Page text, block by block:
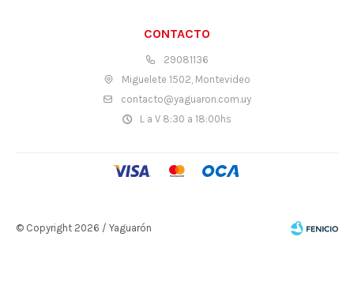
CONTACTO
29081136
Miguelete 1502, Montevideo
contacto@yaguaron.com.uy
L a V 8:30 a 18:00hs
© Copyright 2026 / Yaguarón